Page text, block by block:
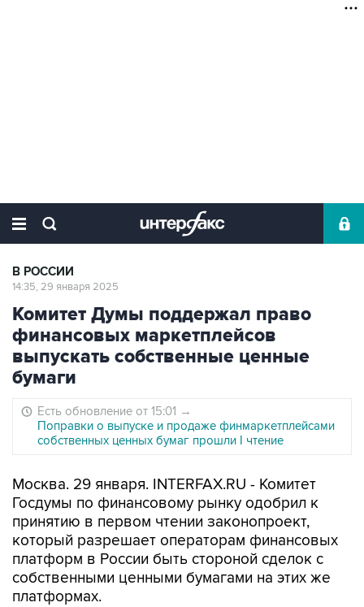
В РОССИИ
14:35, 29 января 2025
Комитет Думы поддержал право
финансовых маркетплейсов
выпускать собственные ценные
бумаги
Есть обновление от 15:01 →
Поправки о выпуске и продаже финмаркетплейсами
собственных ценных бумаг прошли I чтение
Москва. 29 января. INTERFAX.RU - Комитет
Госдумы по финансовому рынку одобрил к
принятию в первом чтении законопроект,
который разрешает операторам финансовых
платформ в России быть стороной сделок с
собственными ценными бумагами на этих же
платформах.